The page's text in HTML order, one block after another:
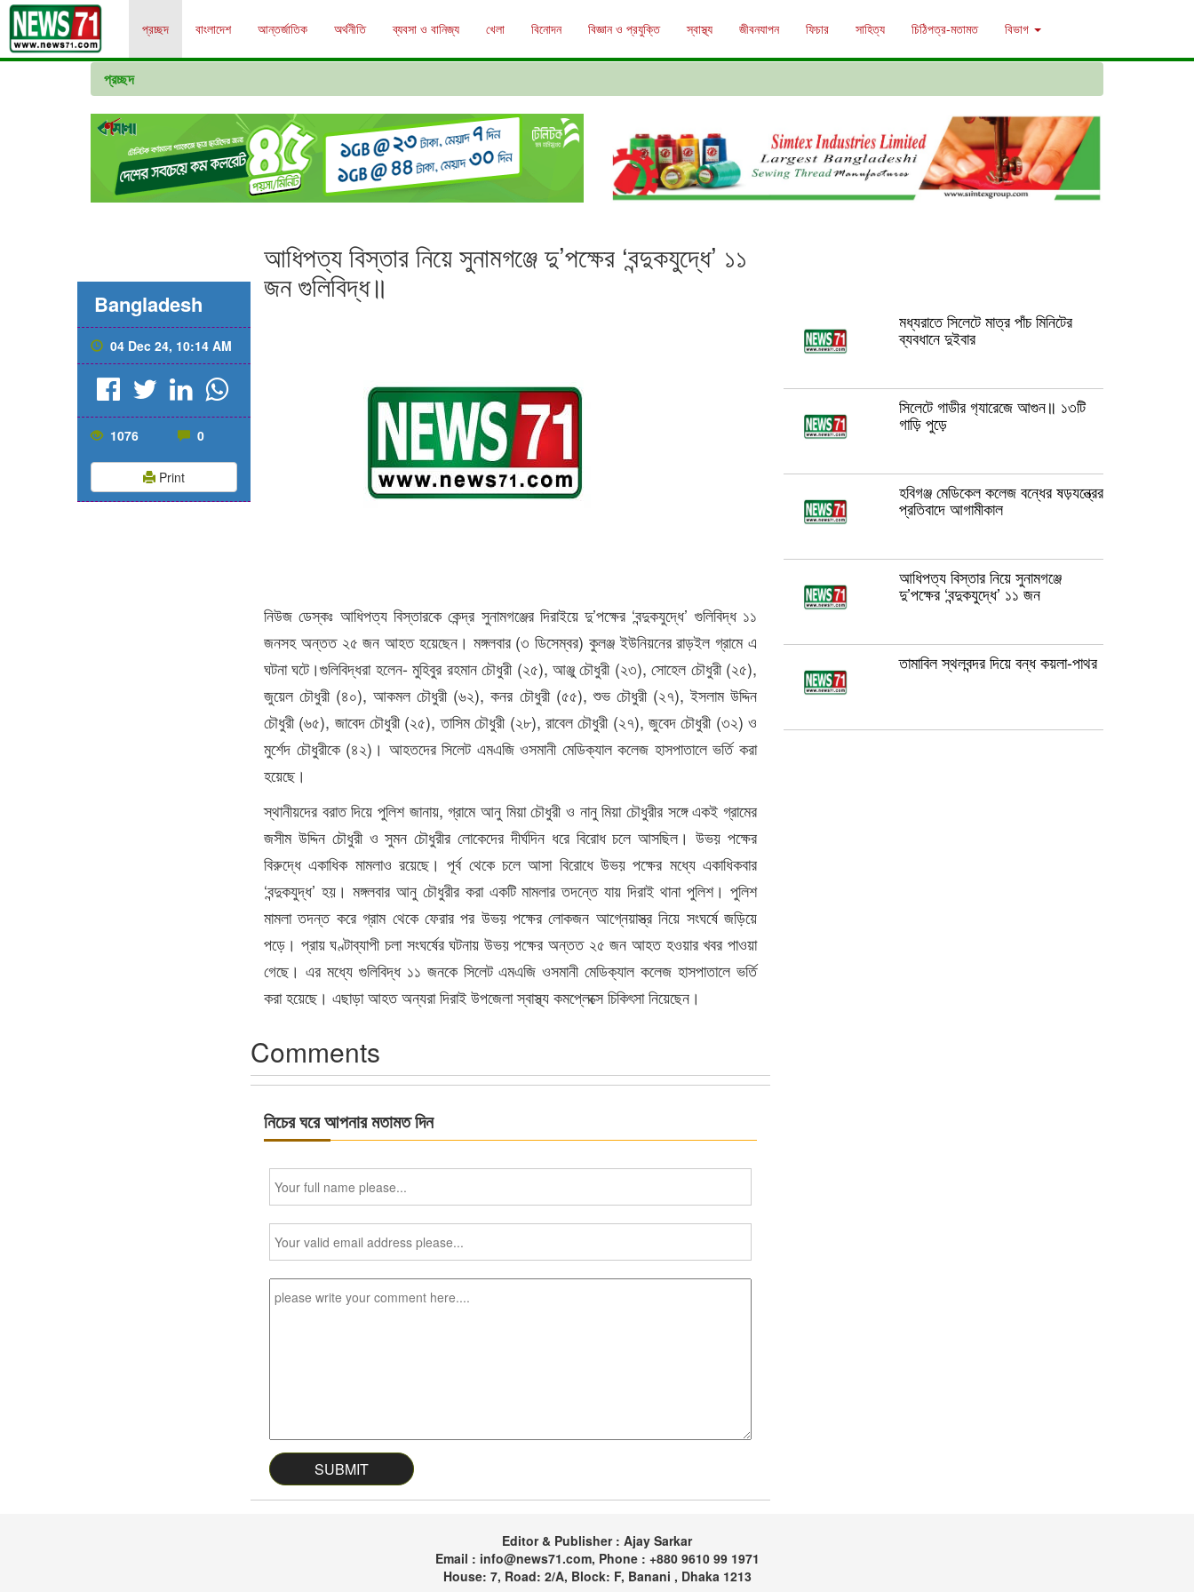
প্রচ্ছদ বাংলাদেশ আন্তর্জাতিক অর্থনীতি ব্যবসা ও বানিজ্য খেলা বিনোদন বিজ্ঞান ও প্রযুক্তি স্বাস্থ্য জীবনযাপন ফিচার সাহিত্য চিঠিপত্র-মতামত বিভাগ
প্রচ্ছদ
Bangladesh
04 Dec 24, 10:14 AM
1076 0
Print
আধিপত্য বিস্তার নিয়ে সুনামগঞ্জে দু’পক্ষের ‘বন্দুকযুদ্ধে’ ১১
জন গুলিবিদ্ধ॥
নিউজ ডেস্কঃ আধিপত্য বিস্তারকে কেন্দ্র সুনামগঞ্জের দিরাইয়ে দু’পক্ষের ‘বন্দুকযুদ্ধে’ গুলিবিদ্ধ ১১
জনসহ অন্তত ২৫ জন আহত হয়েছেন। মঙ্গলবার (৩ ডিসেম্বর) কুলঞ্জ ইউনিয়নের রাড়ইল গ্রামে এ
ঘটনা ঘটে।গুলিবিদ্ধরা হলেন- মুহিবুর রহমান চৌধুরী (২৫), আঞ্জু চৌধুরী (২৩), সোহেল চৌধুরী (২৫),
জুয়েল চৌধুরী (৪০), আকমল চৌধুরী (৬২), কনর চৌধুরী (৫৫), শুভ চৌধুরী (২৭), ইসলাম উদ্দিন
চৌধুরী (৬৫), জাবেদ চৌধুরী (২৫), তাসিম চৌধুরী (২৮), রাবেল চৌধুরী (২৭), জুবেদ চৌধুরী (৩২) ও
মুর্শেদ চৌধুরীকে (৪২)। আহতদের সিলেট এমএজি ওসমানী মেডিক্যাল কলেজ হাসপাতালে ভর্তি করা
হয়েছে।
স্থানীয়দের বরাত দিয়ে পুলিশ জানায়, গ্রামে আনু মিয়া চৌধুরী ও নানু মিয়া চৌধুরীর সঙ্গে একই গ্রামের
জসীম উদ্দিন চৌধুরী ও সুমন চৌধুরীর লোকেদের দীর্ঘদিন ধরে বিরোধ চলে আসছিল। উভয় পক্ষের
বিরুদ্ধে একাধিক মামলাও রয়েছে। পূর্ব থেকে চলে আসা বিরোধে উভয় পক্ষের মধ্যে একাধিকবার
‘বন্দুকযুদ্ধ’ হয়। মঙ্গলবার আনু চৌধুরীর করা একটি মামলার তদন্তে যায় দিরাই থানা পুলিশ। পুলিশ
মামলা তদন্ত করে গ্রাম থেকে ফেরার পর উভয় পক্ষের লোকজন আগ্নেয়াস্ত্র নিয়ে সংঘর্ষে জড়িয়ে
পড়ে। প্রায় ঘণ্টাব্যাপী চলা সংঘর্ষের ঘটনায় উভয় পক্ষের অন্তত ২৫ জন আহত হওয়ার খবর পাওয়া
গেছে। এর মধ্যে গুলিবিদ্ধ ১১ জনকে সিলেট এমএজি ওসমানী মেডিক্যাল কলেজ হাসপাতালে ভর্তি
করা হয়েছে। এছাড়া আহত অন্যরা দিরাই উপজেলা স্বাস্থ্য কমপ্লেক্সে চিকিৎসা নিয়েছেন।
Comments
নিচের ঘরে আপনার মতামত দিন
মধ্যরাতে সিলেটে মাত্র পাঁচ মিনিটের
ব্যবধানে দুইবার
সিলেটে গ‍াডীর গ‍্যারেজে আগুন॥ ১৩টি
গাড়ি পুড়ে
হবিগঞ্জ মেডিকেল কলেজ বন্ধের ষড়যন্ত্রের
প্রতিবাদে আগামীকাল
আধিপত্য বিস্তার নিয়ে সুনামগঞ্জে
দু’পক্ষের ‘বন্দুকযুদ্ধে’ ১১ জন
তামাবিল স্থলবন্দর দিয়ে বন্ধ কয়লা-পাথর
Editor & Publisher : Ajay Sarkar
Email : info@news71.com, Phone : +880 9610 99 1971
House: 7, Road: 2/A, Block: F, Banani , Dhaka 1213